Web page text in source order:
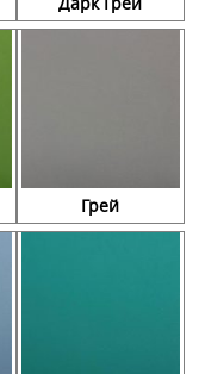
Грей